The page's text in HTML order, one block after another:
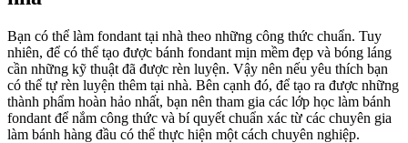
Bạn có thể làm fondant tại nhà theo những công thức chuẩn. Tuy
nhiên, để có thể tạo được bánh fondant mịn mềm đẹp và bóng láng
cần những kỹ thuật đã được rèn luyện. Vậy nên nếu yêu thích bạn
có thể tự rèn luyện thêm tại nhà. Bên cạnh đó, để tạo ra được những
thành phẩm hoàn hảo nhất, bạn nên tham gia các lớp học làm bánh
fondant để nắm công thức và bí quyết chuẩn xác từ các chuyên gia
làm bánh hàng đầu có thể thực hiện một cách chuyên nghiệp.